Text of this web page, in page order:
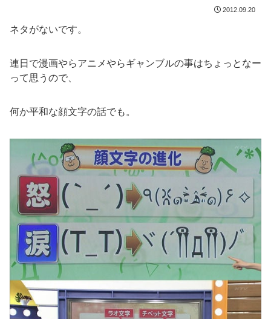
2012.09.20
ネタがないです。
連日で漫画やらアニメやらギャンブルの事はちょっとなー
って思うので、
何か平和な顔文字の話でも。